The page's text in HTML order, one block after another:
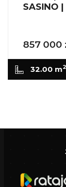
Informacje
KUP Z
SASINO
857 000
32.00 m2